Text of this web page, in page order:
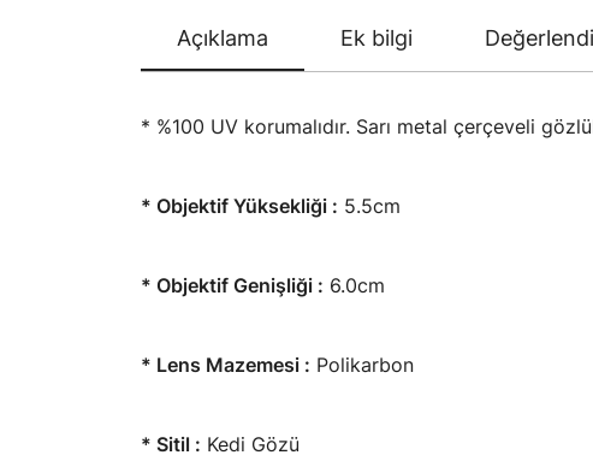
Açıklama Ek bilgi
* %100 UV korumalıdır. Sarı metal çerçeveli
* Objektif Yüksekliği : 5.5cm
* Objektif Genişliği : 6.0cm
* Lens Mazemesi : Polikarbon
* Sitil : Kedi Gözü